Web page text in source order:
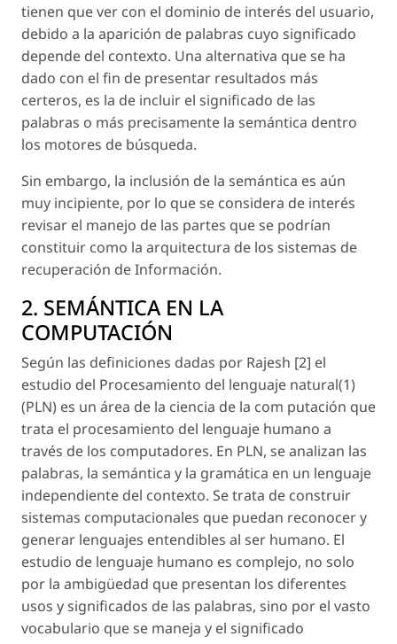
tienen que ver con el dominio de interés del usuario,
debido a la aparición de palabras cuyo significado
depende del contexto. Una alternativa que se ha
dado con el fin de presentar resultados más
certeros, es la de incluir el significado de las
palabras o más precisamente la semántica dentro
los motores de búsqueda.
Sin embargo, la inclusión de la semántica es aún
muy incipiente, por lo que se considera de interés
revisar el manejo de las partes que se podrían
constituir como la arquitectura de los sistemas de
recuperación de Información.
2. SEMÁNTICA EN LA
COMPUTACIÓN
Según las definiciones dadas por Rajesh [2] el
estudio del Procesamiento del lenguaje natural(1)
(PLN) es un área de la ciencia de la com putación que
trata el procesamiento del lenguaje humano a
través de los computadores. En PLN, se analizan las
palabras, la semántica y la gramática en un lenguaje
independiente del contexto. Se trata de construir
sistemas computacionales que puedan reconocer y
generar lenguajes entendibles al ser humano. El
estudio de lenguaje humano es complejo, no solo
por la ambigüedad que presentan los diferentes
usos y significados de las palabras, sino por el vasto
vocabulario que se maneja y el significado